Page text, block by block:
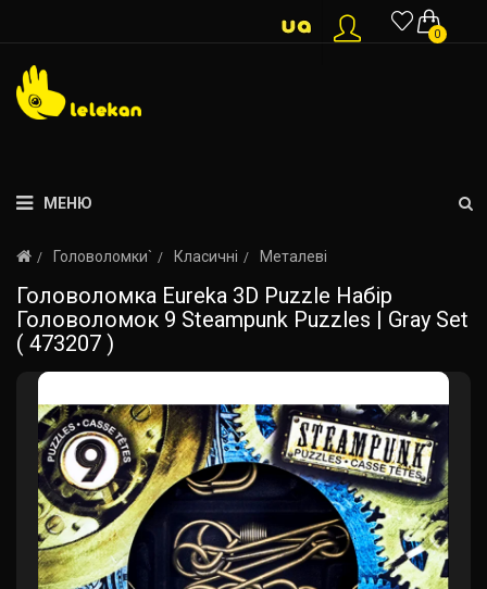
0
МЕНЮ
Головоломки` Класичні Металеві
Головоломка Eureka 3D Puzzle Набір
Головоломок 9 Steampunk Puzzles | Gray Set
( 473207 )